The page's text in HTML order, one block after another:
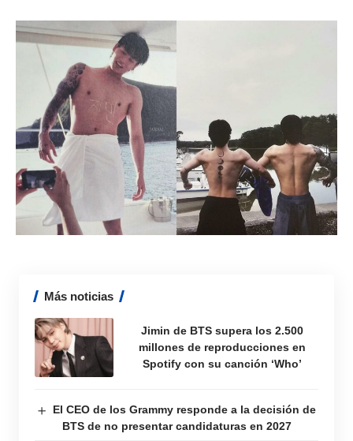
Más noticias
Jimin de BTS supera los 2.500
millones de reproducciones en
Spotify con su canción ‘Who’
El CEO de los Grammy responde a la decisión de
BTS de no presentar candidaturas en 2027